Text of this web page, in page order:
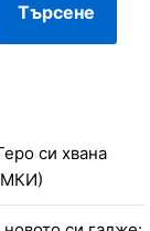
Търсене
си хвана